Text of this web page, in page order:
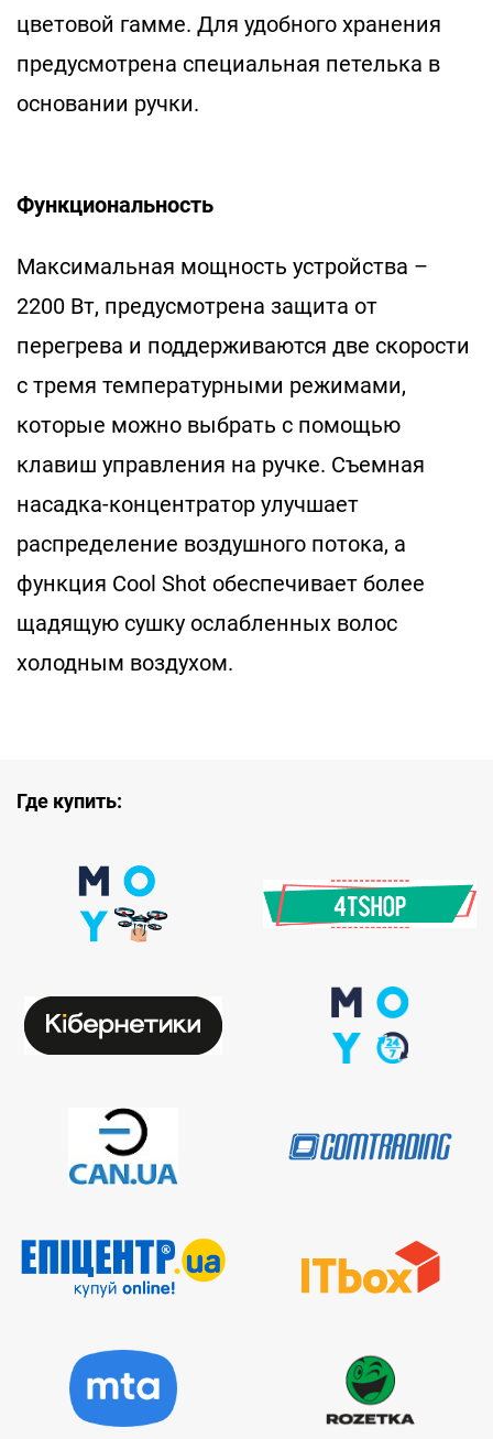
цветовой гамме. Для удобного хранения
предусмотрена специальная петелька в
основании ручки.
Функциональность
Максимальная мощность устройства –
2200 Вт, предусмотрена защита от
перегрева и поддерживаются две скорости
с тремя температурными режимами,
которые можно выбрать с помощью
клавиш управления на ручке. Съемная
насадка-концентратор улучшает
распределение воздушного потока, а
функция Cool Shot обеспечивает более
щадящую сушку ослабленных волос
холодным воздухом.
Где купить: